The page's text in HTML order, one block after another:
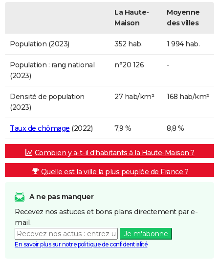
La Haute-
Maison
Moyenne
des villes
Population (2023) 352 hab. 1 994 hab.
Population : rang national
(2023)
n°20 126 -
Densité de population
(2023)
27 hab/km² 168 hab/km²
Taux de chômage (2022) 7,9 % 8,8 %
Combien y a-t-il d'habitants à la Haute-Maison ?
Quelle est la ville la plus peuplée de France ?
A ne pas manquer
Recevez nos astuces et bons plans directement par e-
mail.
Je m'abonne
En savoir plus sur notre politique de confidentialité